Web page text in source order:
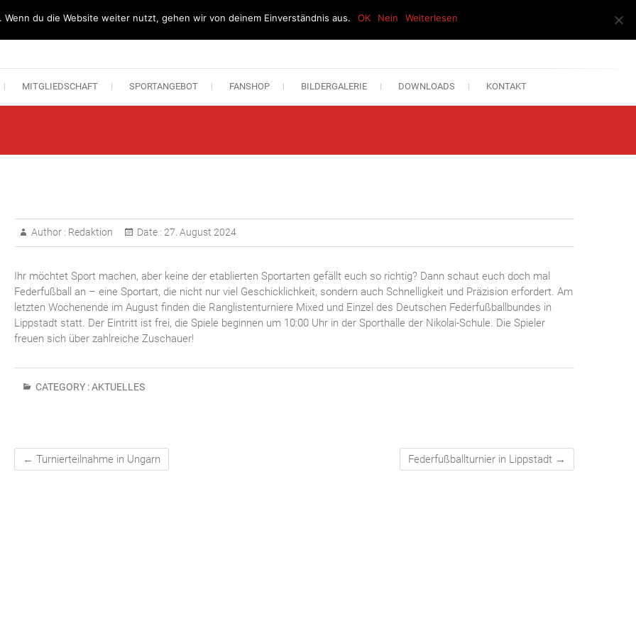
Lipperode
MITGLIEDSCHAFT SPORTANGEBOT FANSHOP BILDERGALERIE DOWNLOADS KONTAKT
Author : Redaktion Date : 27. August 2024
Ihr möchtet Sport machen, aber keine der etablierten Sportarten gefällt euch so richtig? Dann schaut euch doch mal
Federfußball an – eine Sportart, die nicht nur viel Geschicklichkeit, sondern auch Schnelligkeit und Präzision erfordert. Am
letzten Wochenende im August finden die Ranglistenturniere Mixed und Einzel des Deutschen Federfußballbundes in
Lippstadt statt. Der Eintritt ist frei, die Spiele beginnen um 10:00 Uhr in der Sporthalle der Nikolai-Schule. Die Spieler
freuen sich über zahlreiche Zuschauer!
CATEGORY :AKTUELLES
← Turnierteilnahme in Ungarn Federfußballturnier in Lippstadt →
Wenn du die Website weiter nutzt, gehen wir von deinem Einverständnis aus. OK Nein Weiterlesen